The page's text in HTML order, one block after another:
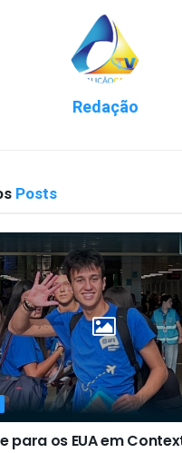
Redação
Posts
para os EUA em